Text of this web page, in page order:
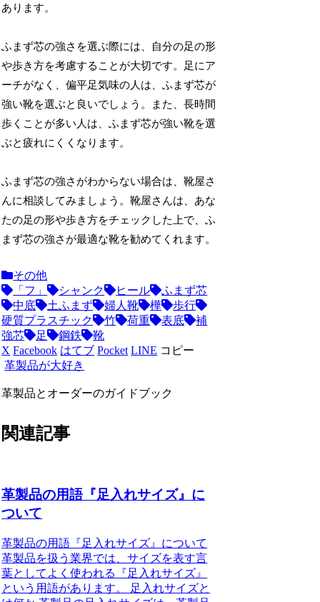
あります。
ふまず芯の強さを選ぶ際には、自分の足の形
や歩き方を考慮することが大切です。足にア
ーチがなく、偏平足気味の人は、ふまず芯が
強い靴を選ぶと良いでしょう。また、長時間
歩くことが多い人は、ふまず芯が強い靴を選
ぶと疲れにくくなります。
ふまず芯の強さがわからない場合は、靴屋さ
んに相談してみましょう。靴屋さんは、あな
たの足の形や歩き方をチェックした上で、ふ
まず芯の強さが最適な靴を勧めてくれます。
その他
「フ」
シャンク ヒール
ふまず芯
中底
土ふまず 婦人靴 樺
歩行
硬質プラスチック
竹 荷重 表底
補
強芯
足 鋼鉄
靴
X Facebook はてブ Pocket LINE コピー
革製品が大好き
革製品とオーダーのガイドブック
関連記事
革製品の用語『足入れサイズ』に
ついて
革製品の用語『足入れサイズ』について
革製品を扱う業界では、サイズを表す言
葉としてよく使われる『足入れサイズ』
という用語があります。 足入れサイズと